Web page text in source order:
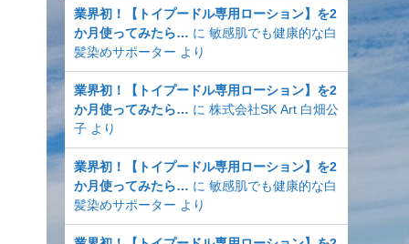
業界初！【トイプードル専用ローション】を2
か月使ってみたら… に 敏感肌でも健康的な白
髪染めサポーター より
業界初！【トイプードル専用ローション】を2
か月使ってみたら… に 株式会社SK Art 白畑公
子より
業界初！【トイプードル専用ローション】を2
か月使ってみたら… に 敏感肌でも健康的な白
髪染めサポーター より